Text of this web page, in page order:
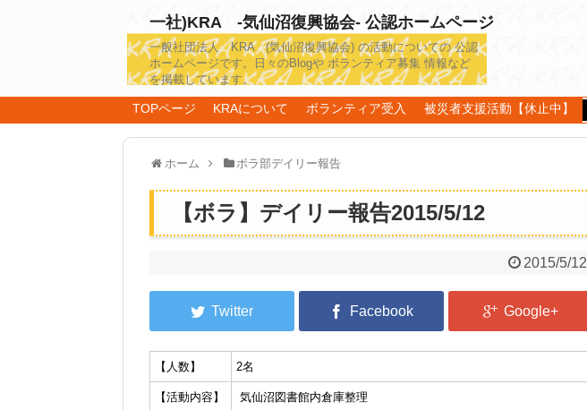
一社)KRA -気仙沼復興協会- 公認ホームページ
一般社団法人 KRA (気仙沼復興協会) の活動についての 公認
ホームページです。日々のBlogや ボランティア募集 情報など
を掲載しています。
TOPページ KRAについて ボランティア受入 被災者支援活動【休止中】
ホーム ボラ部デイリー報告
【ボラ】デイリー報告2015/5/12
2015/5/12
【人数】 2名
【活動内容】 気仙沼図書館内倉庫整理